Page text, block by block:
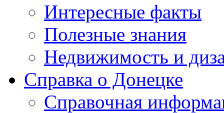
Интересные факты
Полезные знания
Недвижимость и
Справка о Донецке
Справочная